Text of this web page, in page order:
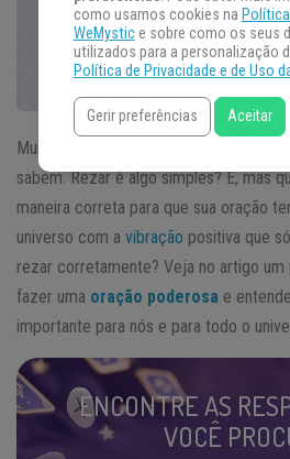
Muitas pessoas acham que sabem
sabem. Rezar é algo simples? É, mas
maneira correta para que sua oração
universo com a vibração positiva que
rezar corretamente? Veja no artigo
fazer uma oração poderosa e
importante para nós e para todo o
ENCONTRE AS
VOCÊ
como usamos cookies na
WeMystice sobre como os seus
utilizados para a personalização
Política de Privacidade e de Uso
Gerir preferências Aceitar